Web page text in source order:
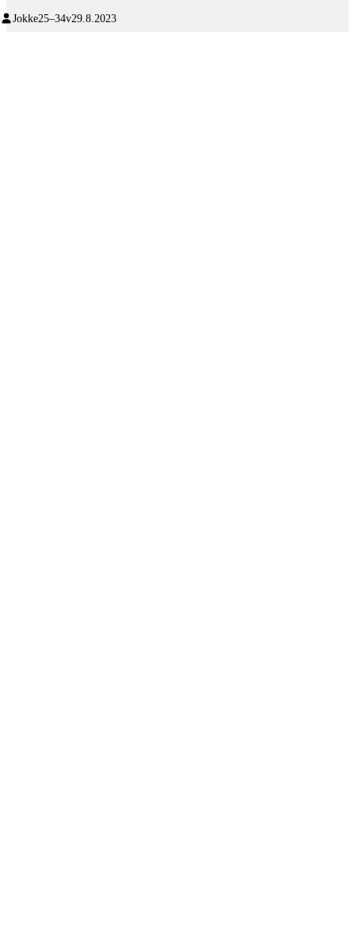
tulossa kyseiseen koteloon ja emolevyssä usein ei paikat
Jokke25–34v29.8.2023